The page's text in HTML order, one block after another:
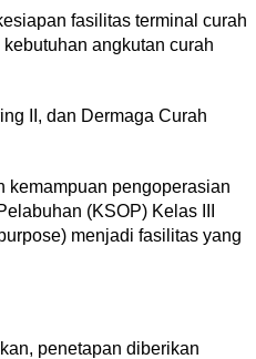
fasilitas terminal curah
angkutan curah
II, dan Dermaga Curah
kemampuan pengoperasian
(KSOP) Kelas III
menjadi fasilitas yang
penetapan diberikan